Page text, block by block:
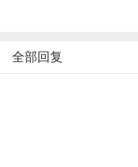
全部回复